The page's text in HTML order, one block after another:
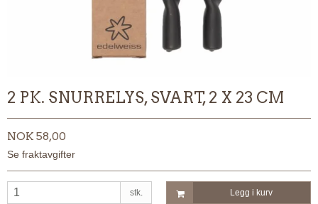
2 PK. SNURRELYS, SVART, 2 X 23 CM
NOK 58,00
Se fraktavgifter
stk. Legg i kurv